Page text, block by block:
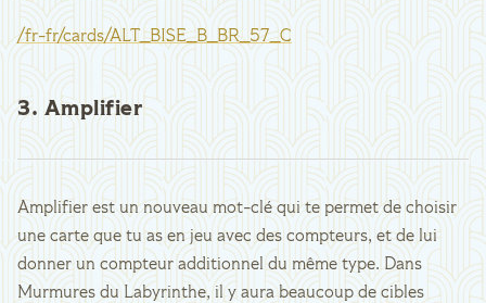
/fr-fr/cards/ALT_BISE_B_BR_57_C
3. Amplifier
Amplifier est un nouveau mot-clé qui te permet de choisir
une carte que tu as en jeu avec des compteurs, et de lui
donner un compteur additionnel du même type. Dans
Murmures du Labyrinthe, il y aura beaucoup de cibles